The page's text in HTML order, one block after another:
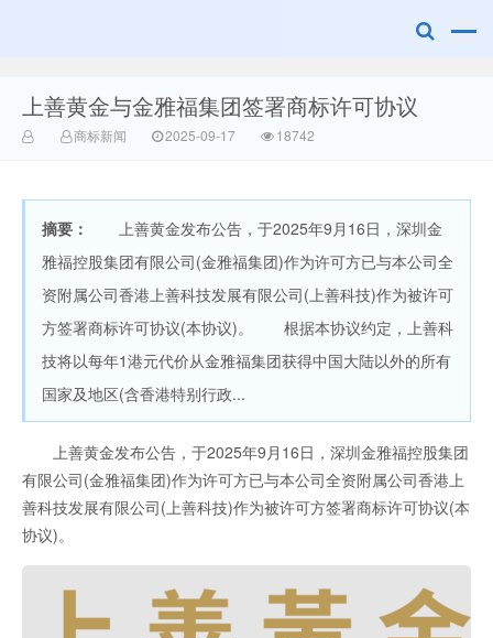
赣州兰之新知
上善黄金与金雅福集团签署商标许可协议
商标新闻 2025-09-17 18742
摘要：
上善黄金发布公告，于2025年9月16日，深圳金
雅福控股集团有限公司(金雅福集团)作为许可方已与本公司全
资附属公司香港上善科技发展有限公司(上善科技)作为被许可
方签署商标许可协议(本协议)。 根据本协议约定，上善科
技将以每年1港元代价从金雅福集团获得中国大陆以外的所有
国家及地区(含香港特别行政...
上善黄金发布公告，于2025年9月16日，深圳金雅福控股集团
有限公司(金雅福集团)作为许可方已与本公司全资附属公司香港上
善科技发展有限公司(上善科技)作为被许可方签署商标许可协议(本
协议)。